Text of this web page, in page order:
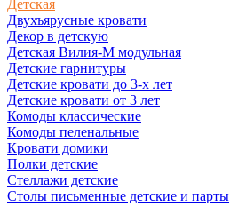
Детская
Двухъярусные кровати
Декор в детскую
Детская Вилия-М модульная
Детские гарнитуры
Детские кровати до 3-х лет
Детские кровати от 3 лет
Комоды классические
Комоды пеленальные
Кровати домики
Полки детские
Стеллажи детские
Столы письменные детские и парты